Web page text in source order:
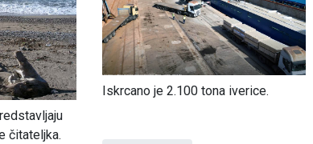
čitateljka.
Iskrcano je 2.100 tona iverice.